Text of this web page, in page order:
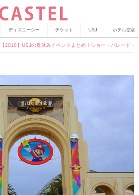
ディズニーシー チケット USJ ホテル空室
【2018】USJの夏休みイベントまとめ！ショー・パレード・